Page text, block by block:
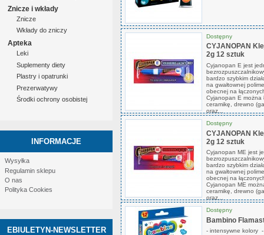
Znicze i wkłady
Znicze
Wkłady do zniczy
Apteka
Leki
Suplementy diety
Plastry i opatrunki
Prezerwatywy
Środki ochrony osobistej
INFORMACJE
Wysyłka
Regulamin sklepu
O nas
Polityka Cookies
EBIULETYN-NEWSLETTER
Dostępny
CYJANOPAN
2g 12 sztuk
Cyjanopan E jest
bardzo szybkim
na gwałtownej
obecnej na
Cyjanopan E można
ceramikę, drewno
oraz...
Dostępny
CYJANOPAN
2g 12 sztuk
Cyjanopan ME jest
bardzo szybkim
na gwałtownej
obecnej na
Cyjanopan ME
ceramikę, drewno
oraz...
Dostępny
Bambino
- intensywne kolory -